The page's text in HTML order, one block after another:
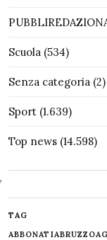
Scuola(534)
Senza categoria(2)
Sport(1.639)
Top news(14.598)
TAG
ABBONATIABRUZZO